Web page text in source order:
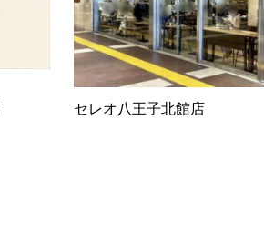
セレオ八王子北館店